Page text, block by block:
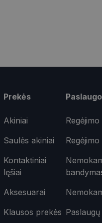
Prekės
Akiniai
Saulės akiniai
Kontaktiniai
lęšiai
Aksesuarai
Klausos prekės
Pavadinimas
_ga
test_cookie
_gcl_au
Inc.